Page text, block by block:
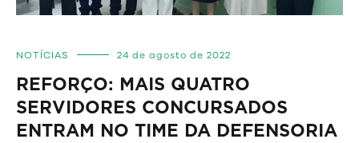
NOTÍCIAS 24 de agosto de 2022
REFORÇO: MAIS QUATRO
SERVIDORES CONCURSADOS
ENTRAM NO TIME DA DEFENSORIA